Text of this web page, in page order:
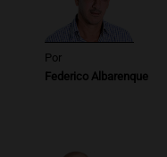
Panorama Federal
Episodios
Por
Federico Albarenque